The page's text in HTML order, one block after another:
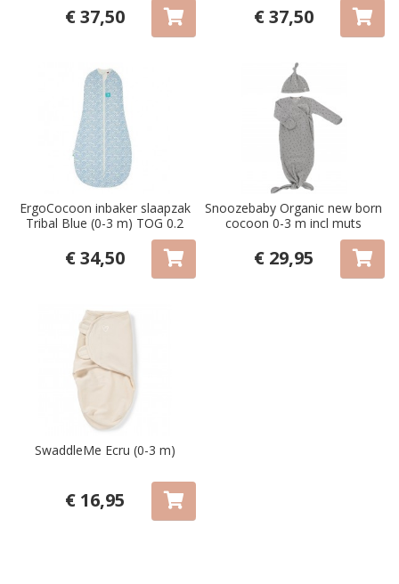
€ 37,50 € 37,50
ErgoCocoon inbaker slaapzak
Tribal Blue (0-3 m) TOG 0.2
€ 34,50
Snoozebaby Organic new born
cocoon 0-3 m incl muts
Smokey green rainbow
€ 29,95
SwaddleMe Ecru (0-3 m)
€ 16,95